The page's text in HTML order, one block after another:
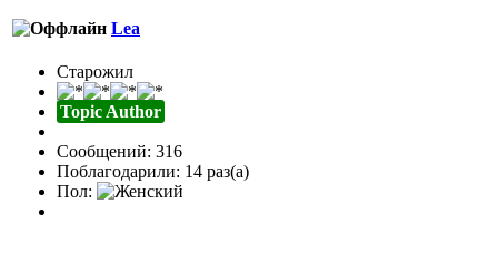
Lea
Старожил
Topic Author
Сообщений: 316
Поблагодарили: 14 раз(а)
Пол: